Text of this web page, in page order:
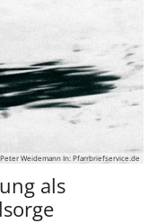
Weidemann In: Pfarrbriefservice.de
als